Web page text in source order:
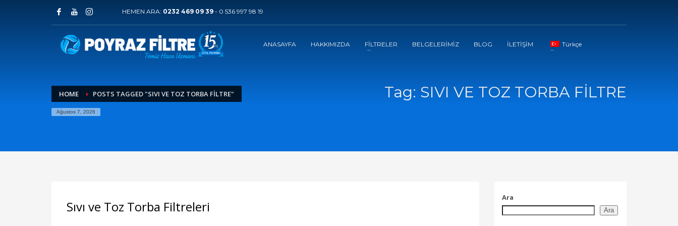
HEMEN ARA: 0232 469 09 39 - 0 536 997 98 19
ANASAYFA HAKKIMIZDA FİLTRELER BELGELERİMİZ BLOG İLETİŞİM Türkçe
HOME POSTS TAGGED "SIVI VE TOZ TORBA FİLTRE"
Ağustos 7, 2026
Tag: SIVI VE TOZ TORBA FİLTRE
Sıvı ve Toz Torba Filtreleri
Ara
Ara